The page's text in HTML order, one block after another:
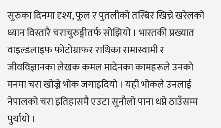
सुरुका दिनमा दृश्य, फूल र पुतलीको तस्बिर खिच्ने खरेलको
ध्यान विस्तारै चराचुरुङ्गीतर्फ सोझियो । भारतकी प्रख्यात
वाइल्डलाइफ फोटोग्राफर राथिका रामास्वामी र
जीवविज्ञानका लेखक कमल मादेनका कामहरूले उनको
मनमा चरा खोज्ने भोक जगाइदियो । यही भोकले उनलाई
नेपालको चरा इतिहासमै एउटा सुनौलो पाना थप्ने ठाउँसम्म
पुर्यायो ।